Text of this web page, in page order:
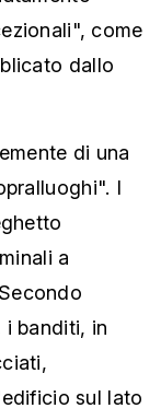
come
dallo
di una
I
a
banditi, in
sul lato